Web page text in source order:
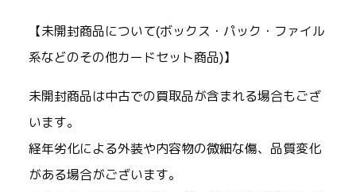
【未開封商品について(ボックス・パック・ファイル
系などのその他カードセット商品)】
未開封商品は中古での買取品が含まれる場合もござ
います。
経年劣化による外装や内容物の微細な傷、品質変化
がある場合がございます。